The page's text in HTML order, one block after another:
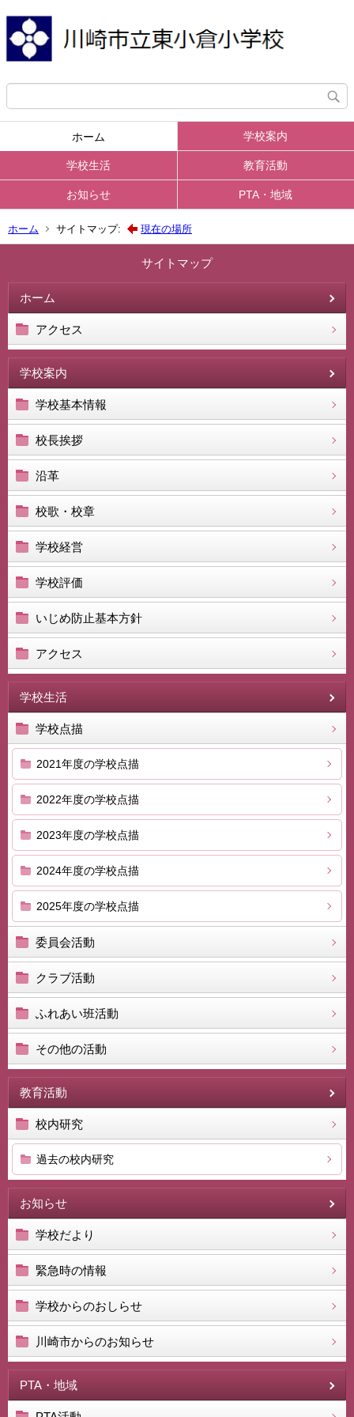
ホーム 学校案内
学校生活 教育活動
お知らせ PTA・地域
ホーム サイトマップ: 現在の場所
サイトマップ
ホーム
アクセス
学校案内
学校基本情報
校長挨拶
沿革
校歌・校章
学校経営
学校評価
いじめ防止基本方針
アクセス
学校生活
学校点描
2021年度の学校点描
2022年度の学校点描
2023年度の学校点描
2024年度の学校点描
2025年度の学校点描
委員会活動
クラブ活動
ふれあい班活動
その他の活動
教育活動
校内研究
過去の校内研究
お知らせ
学校だより
緊急時の情報
学校からのおしらせ
川崎市からのお知らせ
PTA・地域